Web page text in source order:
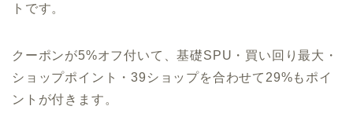
トです。
クーポンが5%オフ付いて、基礎SPU・買い回り最大・
ショップポイント・39ショップを合わせて29%もポイ
ントが付きます。